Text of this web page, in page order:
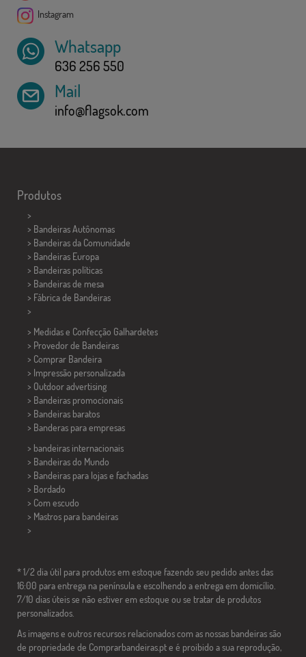
Instagram
Whatsapp
636 256 550
Mail
info@flagsok.com
Produtos
>
> Bandeiras Autônomas
> Bandeiras da Comunidade
> Bandeiras Europa
> Bandeiras políticas
> Bandeiras de mesa
> Fábrica de Bandeiras
>
> Medidas e Confecção Galhardetes
> Provedor de Bandeiras
> Comprar Bandeira
> Impressão personalizada
> Outdoor advertising
> Bandeiras promocionais
> Bandeiras baratos
> Banderas para empresas
> bandeiras internacionais
> Bandeiras do Mundo
> Bandeiras para lojas e fachadas
> Bordado
> Com escudo
> Mastros para bandeiras
>
* 1/2 dia útil para produtos em estoque fazendo seu pedido antes das
16:00 para entrega na península e escolhendo a entrega em domicílio.
7/10 dias úteis se não estiver em estoque ou se tratar de produtos
personalizados.
As imagens e outros recursos relacionados com as nossas bandeiras são
de propriedade de Comprarbandeiras.pt e é proibido a sua reprodução,